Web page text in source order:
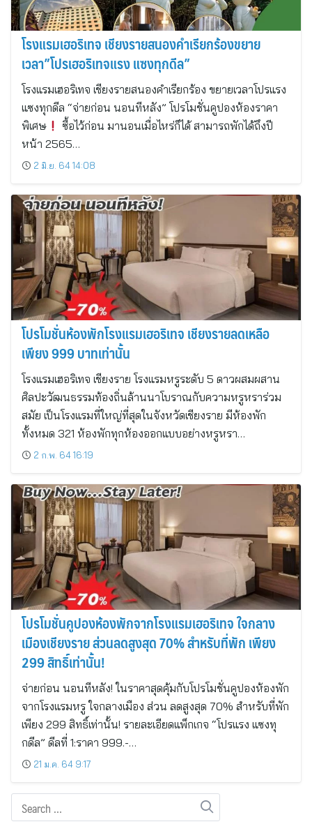
โรงแรมเฮอริเทจ เชียงรายสนองคำเรียกร้องขยาย
เวลา”โปรเฮอริเทจแรง แซงทุกดีล”
โรงแรมเฮอริเทจ เชียงรายสนองคำเรียกร้อง ขยายเวลาโปรแรง
แซงทุกดีล “จ่ายก่อน นอนทีหลัง” โปรโมชั่นคูปองห้องราคา
พิเศษ
ซื้อไว้ก่อน มานอนเมื่อไหร่ก็ได้ สามารถพักได้ถึงปี
หน้า 2565…
2 มิ.ย. 64 14:08
โปรโมชั่นห้องพักโรงแรมเฮอริเทจ เชียงรายลดเหลือ
เพียง 999 บาทเท่านั้น
โรงแรมเฮอริเทจ เชียงราย โรงแรมหรูระดับ 5 ดาวผสมผสาน
ศิลปะวัฒนธรรมท้องถิ่นล้านนาโบราณกับความหรูหราร่วม
สมัย เป็นโรงแรมที่ใหญ่ที่สุดในจังหวัดเชียงราย มีห้องพัก
ทั้งหมด 321 ห้องพักทุกห้องออกแบบอย่างหรูหรา…
2 ก.พ. 64 16:19
โปรโมชั่นคูปองห้องพักจากโรงแรมเฮอริเทจ ใจกลาง
เมืองเชียงราย ส่วนลดสูงสุด 70% สำหรับที่พัก เพียง
299 สิทธิ์เท่านั้น!
จ่ายก่อน นอนทีหลัง! ในราคาสุดคุ้มกับโปรโมชั่นคูปองห้องพัก
จากโรงแรมหรู ใจกลางเมือง ส่วน ลดสูงสุด 70% สำหรับที่พัก
เพียง 299 สิทธิ์เท่านั้น! รายละเอียดแพ็กเกจ “โปรแรง แซงทุ
กดีล” ดีลที่ 1:ราคา 999.-…
21 ม.ค. 64 9:17